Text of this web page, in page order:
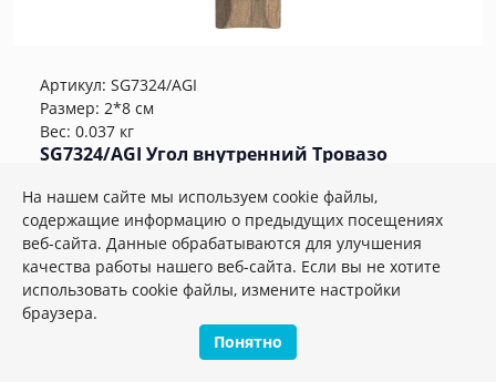
Артикул: SG7324/AGI
Размер: 2*8 см
Вес: 0.037 кг
SG7324/AGI Угол внутренний Тровазо
Плиток в упаковке:27шт
259.86 руб.
шт.
На нашем сайте мы используем cookie файлы,
содержащие информацию о предыдущих посещениях
веб-сайта. Данные обрабатываются для улучшения
качества работы нашего веб-сайта. Если вы не хотите
использовать cookie файлы, измените настройки
браузера.
Понятно